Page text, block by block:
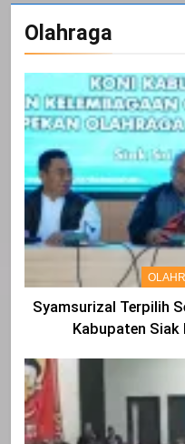
Olahraga
Syamsurizal Terpilih
Kabupaten Siak